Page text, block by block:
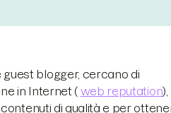
blogger, cercano di
in Internet ( web reputation),
di qualità e per